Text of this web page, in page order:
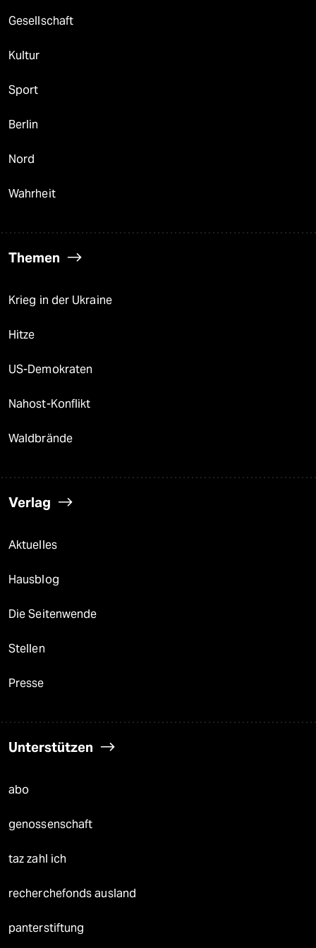
wahrheit
verlag
verlag
veranstaltungen
unterstützen
abo
genossenschaft
Gesellschaft
Kultur
Sport
Berlin
Nord
Wahrheit
Themen
Krieg in der Ukraine
Hitze
US-Demokraten
Nahost-Konflikt
Waldbrände
Verlag
Aktuelles
Hausblog
Die Seitenwende
Stellen
Presse
Unterstützen
abo
genossenschaft
taz zahl ich
recherchefonds ausland
panterstiftung